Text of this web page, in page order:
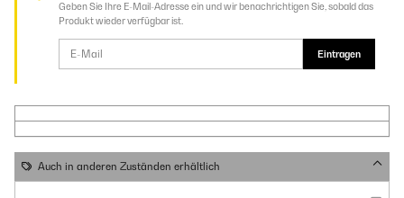
Geben Sie Ihre E-Mail-Adresse ein und wir benachrichtigen Sie, sobald das
Produkt wieder verfügbar ist.
Eintragen
Auch in anderen Zuständen erhältlich